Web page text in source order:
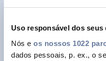
Uso responsável dos seus
Nós e os nossos 1022
dados pessoais, p. ex., o
altos padrões de